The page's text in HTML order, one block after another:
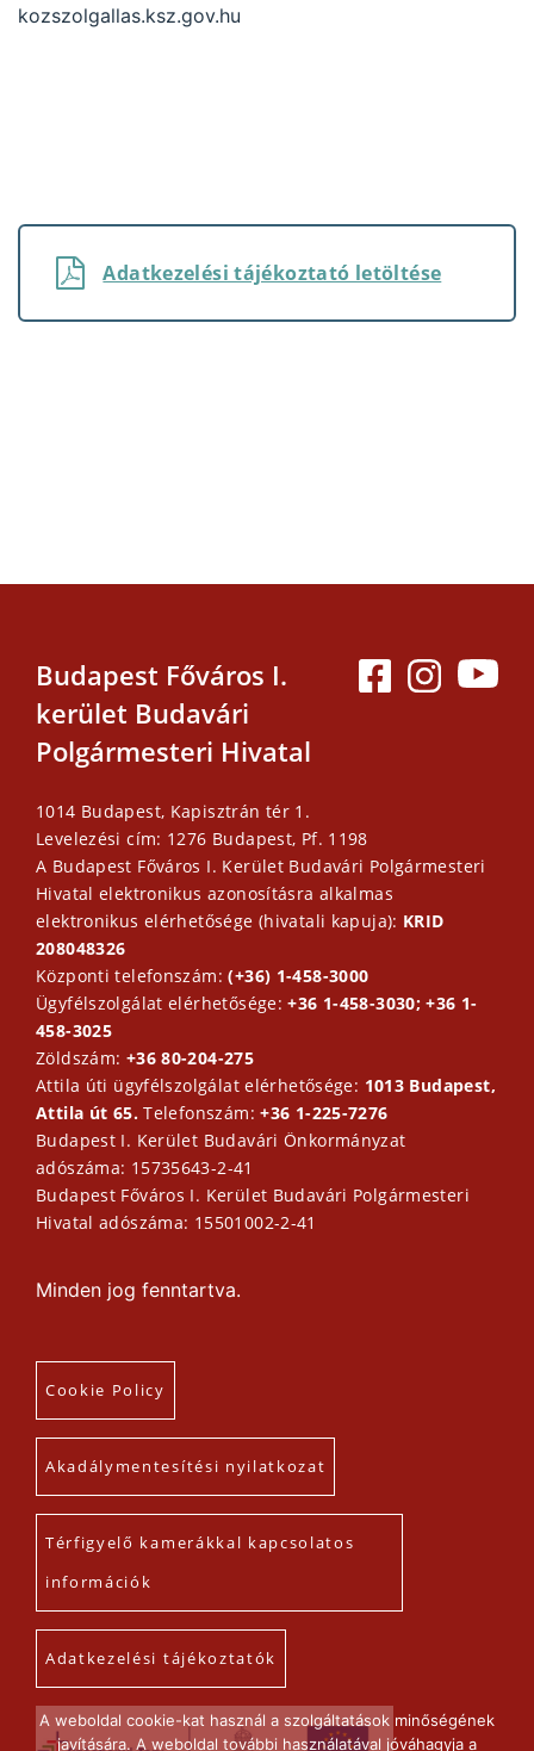
kozszolgallas.ksz.gov.hu
Adatkezelési tájékoztató letöltése
Budapest Főváros I.
kerület Budavári
Polgármesteri Hivatal
1014 Budapest, Kapisztrán tér 1.
Levelezési cím: 1276 Budapest, Pf. 1198
A Budapest Főváros I. Kerület Budavári Polgármesteri
Hivatal elektronikus azonosításra alkalmas
elektronikus elérhetősége (hivatali kapuja): KRID
208048326
Központi telefonszám:(+36) 1-458-3000
Ügyfélszolgálat elérhetősége:+36 1-458-3030; +36 1-
458-3025
Zöldszám: +36 80-204-275
Attila úti ügyfélszolgálat elérhetősége: 1013 Budapest,
Attila út 65.Telefonszám:+36 1-225-7276
Budapest I. Kerület Budavári Önkormányzat
adószáma: 15735643-2-41
Budapest Főváros I. Kerület Budavári Polgármesteri
Hivatal adószáma: 15501002-2-41
Minden jog fenntartva.
Cookie Policy
Akadálymentesítési nyilatkozat
Térfigyelő kamerákkal kapcsolatos
információk
Adatkezelési tájékoztatók
A weboldal cookie-kat használ a szolgáltatások minőségének
javítására. A weboldal további használatával jóváhagyja a